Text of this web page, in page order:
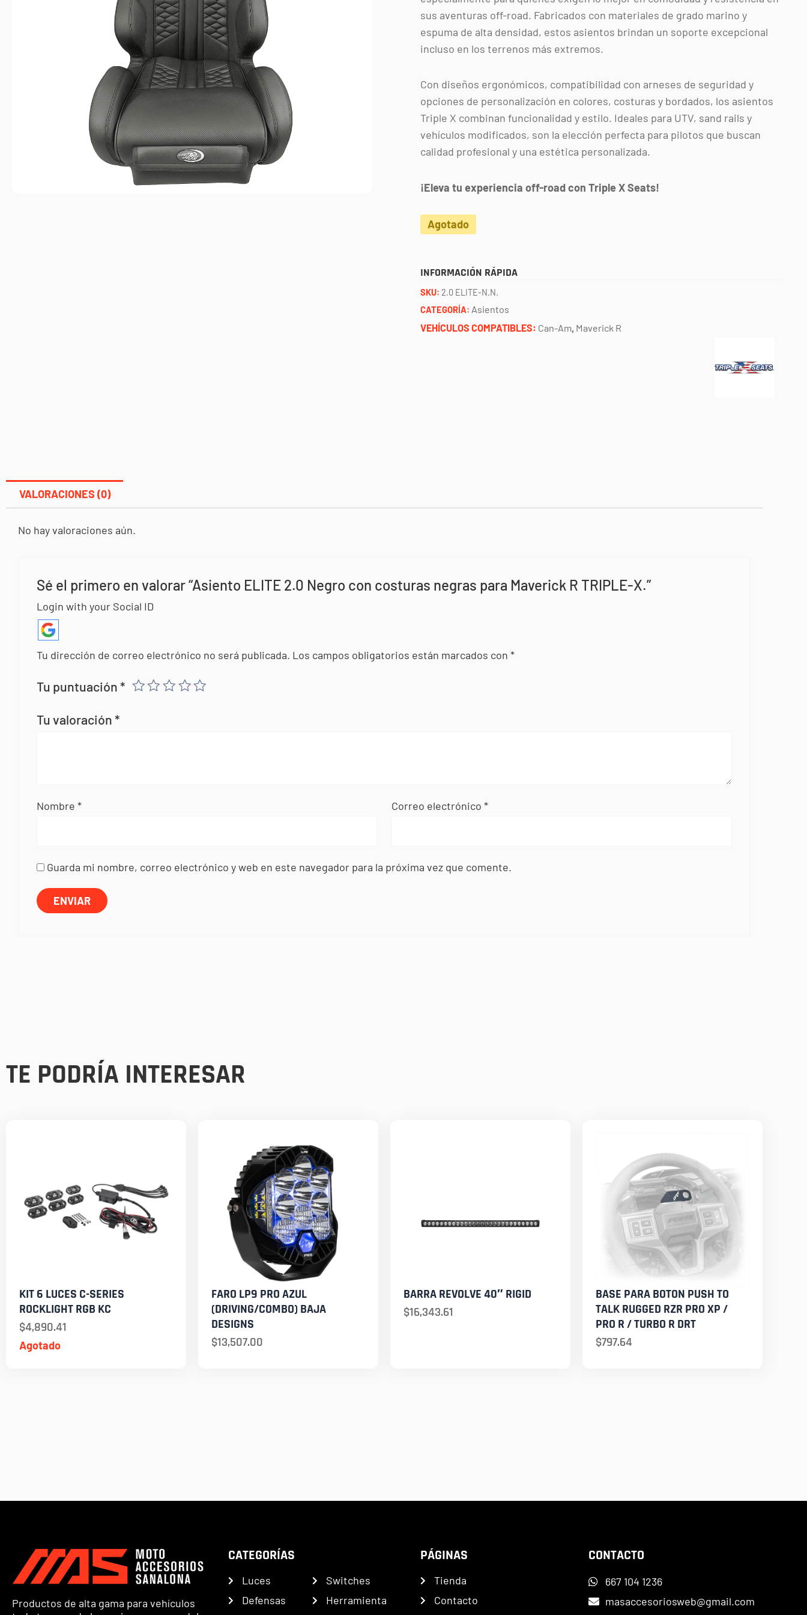
sus aventuras off-road. Fabricados con materiales de grado marino y
espuma de alta densidad, estos asientos brindan un soporte excepcional
incluso en los terrenos más extremos.
Con diseños ergonómicos, compatibilidad con arneses de seguridad y
opciones de personalización en colores, costuras y bordados, los asientos
Triple X combinan funcionalidad y estilo. Ideales para UTV, sand rails y
vehículos modificados, son la elección perfecta para pilotos que buscan
calidad profesional y una estética personalizada.
¡Eleva tu experiencia off-road con Triple X Seats!
Agotado
INFORMACIÓN RÁPIDA
SKU: 2.0 ELITE-N.N.
CATEGORÍA: Asientos
VEHÍCULOS COMPATIBLES: Can-Am, Maverick R
VALORACIONES (0)
No hay valoraciones aún.
Sé el primero en valorar “Asiento ELITE 2.0 Negro con costuras negras para Maverick R TRIPLE-X.”
Login with your Social ID
Tu dirección de correo electrónico no será publicada. Los campos obligatorios están marcados con*
Tu puntuación*
Tu valoración*
Nombre* Correo electrónico *
Guarda mi nombre, correo electrónico y web en este navegador para la próxima vez que comente.
TE PODRÍA INTERESAR
Agotado
KIT 6 LUCES C-SERIES
ROCKLIGHT RGB KC
$4,890.41
FARO LP9 PRO AZUL
(DRIVING/COMBO) BAJA
DESIGNS
$13,507.00
BARRA REVOLVE 40″ RIGID
$16,343.61
BASE PARA BOTON PUSH TO
TALK RUGGED RZR PRO XP /
PRO R / TURBO R DRT
$797.64
Productos de alta gama para vehículos
CATEGORÍAS
Luces
Defensas
Switches
Herramienta
PÁGINAS
Tienda
Contacto
CONTACTO
667 104 1236
masaccesoriosweb@gmail.com